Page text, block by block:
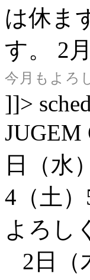
は休ま
す。 2
今月もよろ
]]>
JUGEM
日（
4（土
よろし
2日（